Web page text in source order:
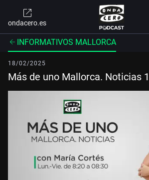
ondacero.es
INFORMATIVOS MALLORCA
18/02/2025
Más de uno Mallorca. Noticias